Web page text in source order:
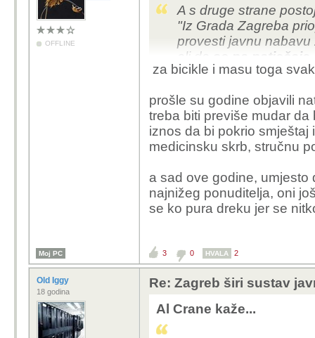
OFFLINE
A s druge strane
"Iz Grada Zagreba
provesti javnu
ali da
se na
za bicikle i masu toga
prošle su godine objavili
treba biti previše mudar
iznos da bi pokrio
medicinsku skrb, stručnu
a sad ove godine, umjesto
najnižeg ponuditelja, oni
se ko pura dreku jer se
Moj PC 3 0 HVALA 2
Old Iggy
18 godina
Re: Zagreb širi sustav
Al Crane kaže...